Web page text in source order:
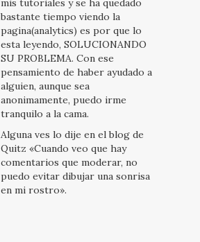
mis tutoriales y se ha quedado
bastante tiempo viendo la
pagina(analytics) es por que lo
esta leyendo, SOLUCIONANDO
SU PROBLEMA. Con ese
pensamiento de haber ayudado a
alguien, aunque sea
anonimamente, puedo irme
tranquilo a la cama.
Alguna ves lo dije en el blog de
Quitz «Cuando veo que hay
comentarios que moderar, no
puedo evitar dibujar una sonrisa
en mi rostro».